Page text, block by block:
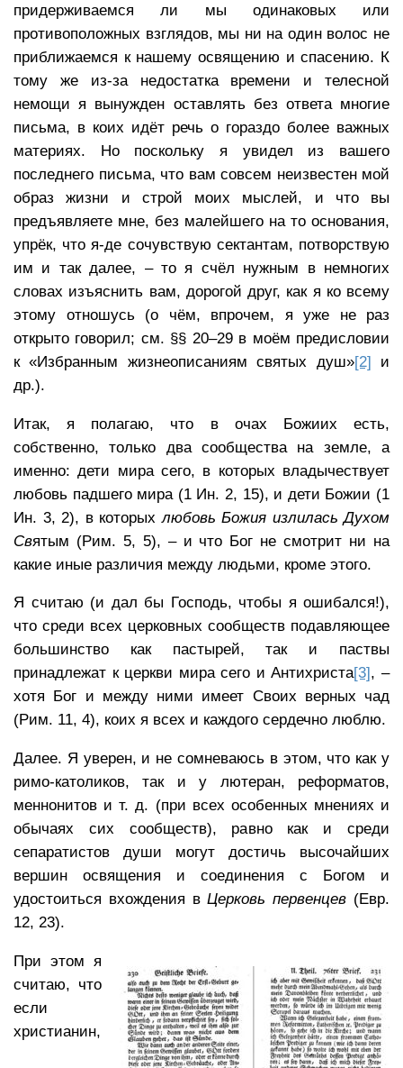
придерживаемся ли мы одинаковых или
противоположных взглядов, мы ни на один волос не
приближаемся к нашему освящению и спасению. К
тому же из-за недостатка времени и телесной
немощи я вынужден оставлять без ответа многие
письма, в коих идёт речь о гораздо более важных
материях. Но поскольку я увидел из вашего
последнего письма, что вам совсем неизвестен мой
образ жизни и строй моих мыслей, и что вы
предъявляете мне, без малейшего на то основания,
упрёк, что я-де сочувствую сектантам, потворствую
им и так далее, – то я счёл нужным в немногих
словах изъяснить вам, дорогой друг, как я ко всему
этому отношусь (о чём, впрочем, я уже не раз
открыто говорил; см. §§ 20–29 в моём предисловии
к «Избранным жизнеописаниям святых душ»[2] и
др.).
Итак, я полагаю, что в очах Божиих есть,
собственно, только два сообщества на земле, а
именно: дети мира сего, в которых владычествует
любовь падшего мира (1 Ин. 2, 15), и дети Божии (1
Ин. 3, 2), в которыхлюбовь Божия излилась Духом
Святым (Рим. 5, 5), – и что Бог не смотрит ни на
какие иные различия между людьми, кроме этого.
Я считаю (и дал бы Господь, чтобы я ошибался!),
что среди всех церковных сообществ подавляющее
большинство как пастырей, так и паствы
принадлежат к церкви мира сего и Антихриста[3] , –
хотя Бог и между ними имеет Своих верных чад
(Рим. 11, 4), коих я всех и каждого сердечно люблю.
Далее. Я уверен, и не сомневаюсь в этом, что как у
римо-католиков, так и у лютеран, реформатов,
меннонитов и т. д. (при всех особенных мнениях и
обычаях сих сообществ), равно как и среди
сепаратистов души могут достичь высочайших
вершин освящения и соединения с Богом и
удостоиться вхождения вЦерковь первенцев (Евр.
12, 23).
При этом я
считаю, что
если
христианин,